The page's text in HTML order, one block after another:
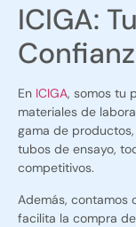
ICIGA:
En ICIGA, somos tu
materiales de
gama de
tubos de ensayo,
competitivos.
Además, contamos
facilita la compra